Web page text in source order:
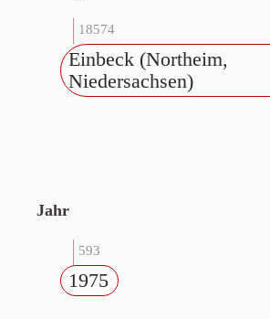
18574
Einbeck (Northeim,
Niedersachsen)
Jahr
593
1975